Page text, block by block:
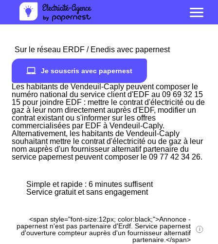
Sur le réseau ERDF / Enedis avec papernest
Je souscris avec papernest
Les habitants de Vendeuil-Caply peuvent composer le
numéro national du service client d'EDF au 09 69 32 15
15 pour joindre EDF : mettre le contrat d'électricité ou de
gaz à leur nom directement auprès d'EDF, modifier un
contrat existant ou s'informer sur les offres
commercialisées par EDF à Vendeuil-Caply.
Alternativement, les habitants de Vendeuil-Caply
souhaitant mettre le contrat d'électricité ou de gaz à leur
nom auprès d'un fournisseur alternatif partenaire du
service papernest peuvent composer le 09 77 42 34 26.
Simple et rapide : 6 minutes suffisent
Service gratuit et sans engagement
<span style="font-size:12px; color:black;">Annonce -
papernest n'est pas partenaire d'Erdf. Service papernest
d'ouverture compteur auprès d'un fournisseur alternatif
partenaire.</span>